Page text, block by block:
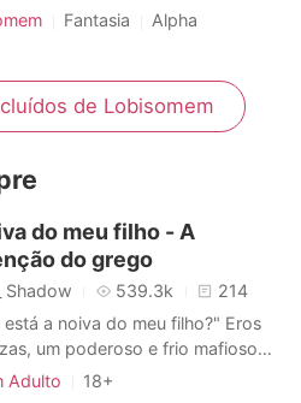
da matilha Blackthorn, ele e
à masmorra de uma matilha
ele encontrou sua companheira
Fantasia
Alpha
chance
Dramático
de Lobisomem
do meu filho - A
do grego
Shadow 539.3k
214
está a noiva do meu filho?" Eros
um poderoso e frio mafioso
vociferou. A mandíbula estava
Adulto
18+